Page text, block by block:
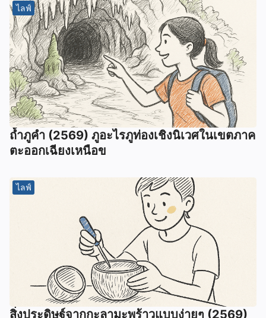
ไลฟ์
ถ้ำภูคำ (2569) ภูอะไรภูท่องเชิงนิเวศในเขตภาค
ตะออกเฉียงเหนือข
ไลฟ์
สิ่งประดิษฐ์จากกะลามะพร้าวแบบง่ายๆ (2569)